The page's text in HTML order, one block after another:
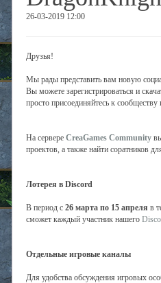
26-03-2019 12:00
Друзья!
Мы рады представить вам новую
Вы можете зарегистрироваться и
просто присоединяйтесь к сообществу
На сервере CreaGames Community
проектов, а также найти соратников
Лотерея в Discord
В период с 26 марта по 15 апреля в
сможет каждый участник нашего
Отдельные игровые каналы
Для удобства обсуждения игровых